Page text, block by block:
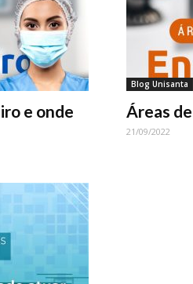
e onde
Blog Unisanta
Áreas
21/09/2022